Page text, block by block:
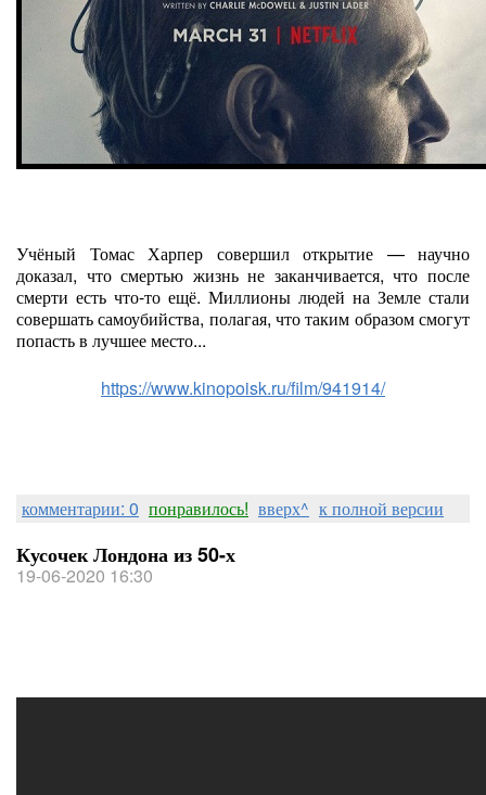
Учёный Томас Харпер совершил открытие — научно
доказал, что смертью жизнь не заканчивается, что после
смерти есть что-то ещё. Миллионы людей на Земле стали
совершать самоубийства, полагая, что таким образом смогут
попасть в лучшее место...
https://www.kinopoisk.ru/film/941914/
комментарии: 0 понравилось! вверх^ к полной версии
Кусочек Лондона из 50-х
19-06-2020 16:30